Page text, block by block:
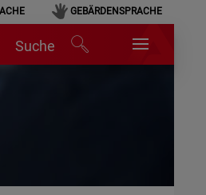
GEBÄRDENSPRACHE
Suche